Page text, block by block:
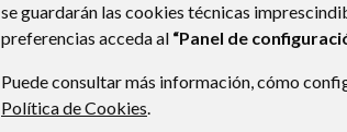
se guardarán las cookies técnicas
preferencias acceda al “Panel de
Puede consultar más información, cómo
Política de Cookies.
(ESPAÑA)